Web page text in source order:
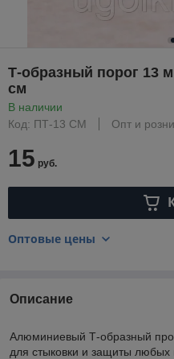
Т-образный порог 13
см
В наличии
Код: ПТ-13 СМ
Опт и
15 руб.
Оптовые цены
Описание
Алюминиевый Т-образный
для стыковки и защиты